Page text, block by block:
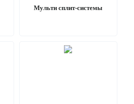
Мульти сплит-системы